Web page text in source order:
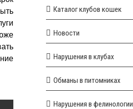
Каталог клубов кошек
Новости
Нарушения в клубах
Обманы в питомниках
Нарушения в фелинологии